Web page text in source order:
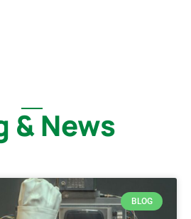
& News
BLOG